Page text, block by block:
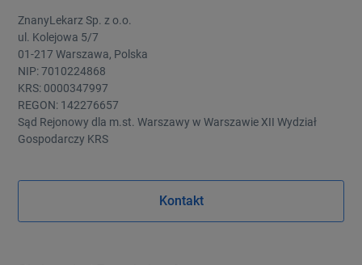
ZnanyLekarz Sp. z o.o.
ul. Kolejowa 5/7
01-217 Warszawa, Polska
NIP: 7010224868
KRS: 0000347997
REGON: 142276657
Sąd Rejonowy dla m.st. Warszawy w Warszawie XII Wydział
Gospodarczy KRS
Kontakt